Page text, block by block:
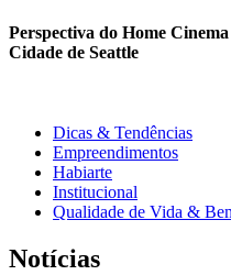
Perspectiva do Home
Cidade de Seattle
Dicas & Tendências
Empreendimentos
Habiarte
Institucional
Qualidade de Vida &
Notícias